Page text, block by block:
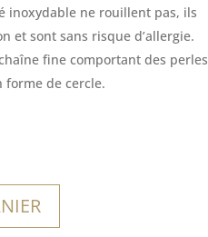
inoxydable ne rouillent pas, ils
et sont sans risque d’allergie.
fine comportant des perles
forme de cercle.